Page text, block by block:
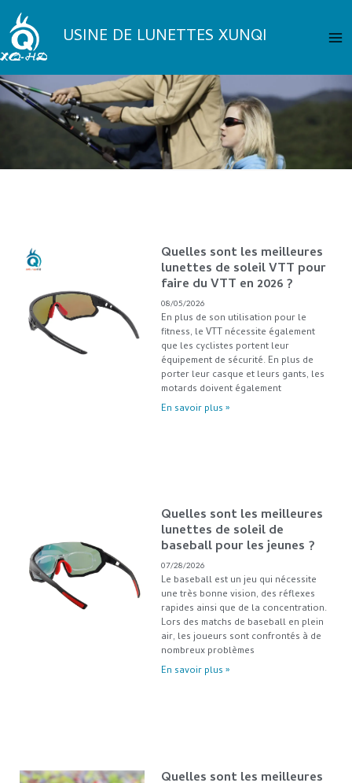
Aller
au
contenu USINE DE LUNETTES XUNQI
Quelles sont les meilleures
lunettes de soleil VTT pour
faire du VTT en 2026 ?
08/05/2026
En plus de son utilisation pour le
fitness, le VTT nécessite également
que les cyclistes portent leur
équipement de sécurité. En plus de
porter leur casque et leurs gants, les
motards doivent également
En savoir plus »
Quelles sont les meilleures
lunettes de soleil de
baseball pour les jeunes ?
07/28/2026
Le baseball est un jeu qui nécessite
une très bonne vision, des réflexes
rapides ainsi que de la concentration.
Lors des matchs de baseball en plein
air, les joueurs sont confrontés à de
nombreux problèmes
En savoir plus »
Quelles sont les meilleures
PagePage
PagePagePage